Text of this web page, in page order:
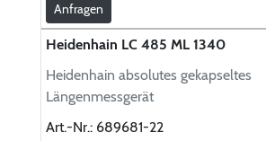
Anfragen
Heidenhain LC 485 ML 1340
Heidenhain absolutes gekapseltes
Längenmessgerät
Art.-Nr.: 689681-22